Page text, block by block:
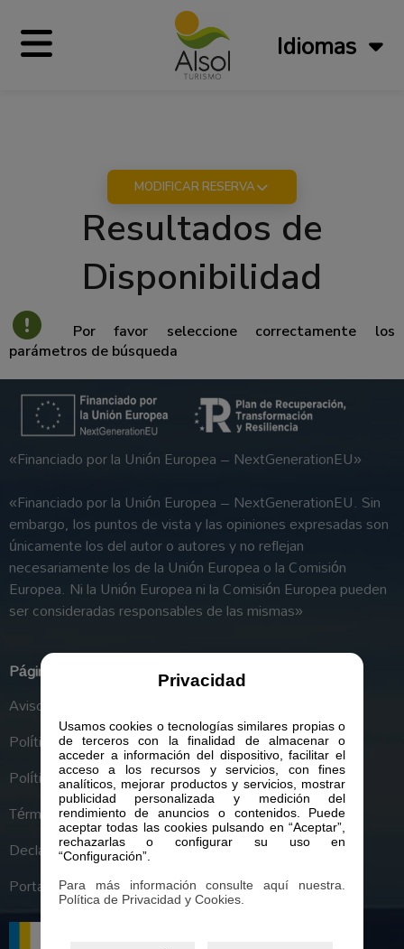
Privacidad
Usamos cookies o tecnologías similares propias o
de terceros con la finalidad de almacenar o
acceder a información del dispositivo, facilitar el
acceso a los recursos y servicios, con fines
analíticos, mejorar productos y servicios, mostrar
publicidad personalizada y medición del
rendimiento de anuncios o contenidos. Puede
aceptar todas las cookies pulsando en “Aceptar”,
rechazarlas o configurar su uso en
“Configuración”.
Para más información consulte aquí nuestra.
Política de Privacidad y Cookies.
Idiomas
MODIFICAR RESERVA
Resultados de
Disponibilidad
Por favor seleccione correctamente los
parámetros de búsqueda
«Financiado por la Unión Europea – NextGenerationEU»
«Financiado por la Unión Europea – NextGenerationEU. Sin
embargo, los puntos de vista y las opiniones expresadas son
únicamente los del autor o autores y no reflejan
necesariamente los de la Unión Europea o la Comisión
Europea. Ni la Unión Europea ni la Comisión Europea pueden
ser consideradas responsables de las mismas»
Páginas legales
Aviso Legal
Política de Privacidad
Política de Cookies
Términos y condiciones generales
Declaración de Accesibilidad
Portal de Transparencia